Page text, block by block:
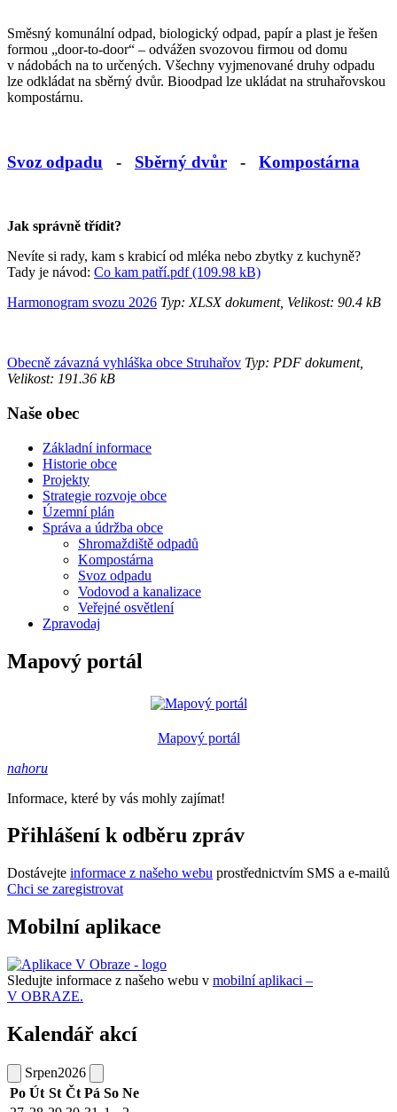
Směsný komunální odpad, biologický odpad, papír a plast je řešen
formou „door-to-door“ – odvážen svozovou firmou od domu
v nádobách na to určených. Všechny vyjmenované druhy odpadu
lze odkládat na sběrný dvůr. Bioodpad lze ukládat na struhařovskou
kompostárnu.
Svoz odpadu - Sběrný dvůr - Kompostárna
Jak správně třídit?
Nevíte si rady, kam s krabicí od mléka nebo zbytky z kuchyně?
Tady je návod: Co kam patří.pdf (109.98 kB)
Harmonogram svozu 2026 Typ: XLSX dokument, Velikost: 90.4 kB
Obecně závazná vyhláška obce Struhařov Typ: PDF dokument,
Velikost: 191.36 kB
Naše obec
Základní informace
Historie obce
Projekty
Strategie rozvoje obce
Územní plán
Správa a údržba obce
Shromaždiště odpadů
Kompostárna
Svoz odpadu
Vodovod a kanalizace
Veřejné osvětlení
Zpravodaj
Mapový portál
Mapový portál
nahoru
Informace, které by vás mohly zajímat!
Přihlášení k odběru zpráv
Dostávejte informace z našeho webu prostřednictvím SMS a e-mailů
Chci se zaregistrovat
Mobilní aplikace
Sledujte informace z našeho webu v mobilní aplikaci –
V OBRAZE.
Kalendář akcí
Srpen2026
Po Út St Čt Pá So Ne